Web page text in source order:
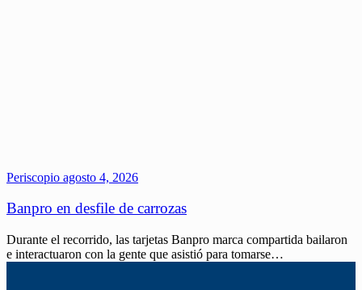
Periscopio agosto 4, 2026
Banpro en desfile de carrozas
Durante el recorrido, las tarjetas Banpro marca compartida bailaron
e interactuaron con la gente que asistió para tomarse…